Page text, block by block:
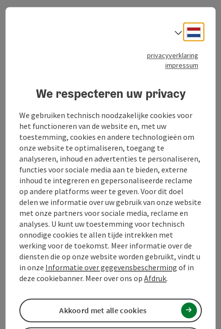
Geschiktheid
Toegankelijkheid
Contact
Toestemmingsverklaring
Naar favorieten In de buurt
privacyverklaring
impressum
We respecteren uw privacy
We gebruiken technisch noodzakelijke cookies voor
het functioneren van de website en, met uw
toestemming, cookies en andere technologieën om
onze website te optimaliseren, toegang te
analyseren, inhoud en advertenties te personaliseren,
functies voor sociale media aan te bieden, externe
inhoud te integreren en gepersonaliseerde reclame
op andere platforms weer te geven. Voor dit doel
delen we informatie over uw gebruik van onze website
met onze partners voor sociale media, reclame en
analyses. U kunt uw toestemming voor technisch
onnodige cookies te allen tijde intrekken met
werking voor de toekomst. Meer informatie over de
diensten die op onze website worden gebruikt, vindt u
in onze Informatie over gegevensbescherming of in
deze cookiebanner. Meer over ons opAfdruk.
Akkoord met alle cookies